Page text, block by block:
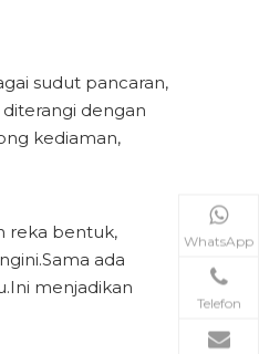
sudut pancaran,
dengan
kediaman,
reka bentuk,
ada
menjadikan
WhatsApp
Telefon